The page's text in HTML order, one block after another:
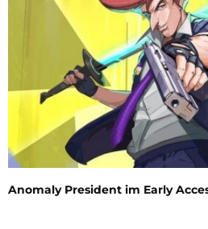
Anomaly President im Early